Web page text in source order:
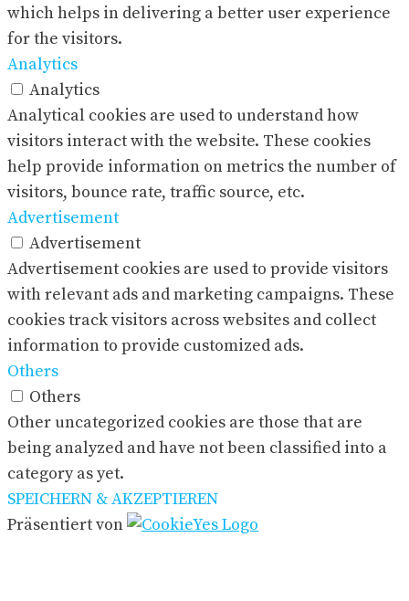
which helps in delivering a better user experience
for the visitors.
Analytics
Analytics
Analytical cookies are used to understand how
visitors interact with the website. These cookies
help provide information on metrics the number of
visitors, bounce rate, traffic source, etc.
Advertisement
Advertisement
Advertisement cookies are used to provide visitors
with relevant ads and marketing campaigns. These
cookies track visitors across websites and collect
information to provide customized ads.
Others
Others
Other uncategorized cookies are those that are
being analyzed and have not been classified into a
category as yet.
SPEICHERN & AKZEPTIEREN
Präsentiert von